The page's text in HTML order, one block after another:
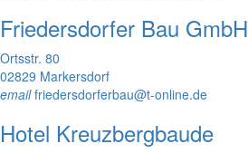
Friedersdorfer Bau GmbH
Ortsstr. 80
02829 Markersdorf
emailfriedersdorferbau@t-online.de
Hotel Kreuzbergbaude